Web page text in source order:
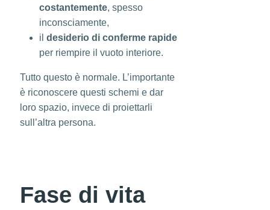
costantemente, spesso
inconsciamente,
il desiderio di conferme rapide
per riempire il vuoto interiore.
Tutto questo è normale. L’importante
è riconoscere questi schemi e dar
loro spazio, invece di proiettarli
sull’altra persona.
Fase di vita